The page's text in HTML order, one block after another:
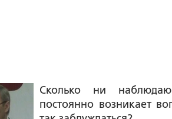
Сколько ни
постоянно возникает